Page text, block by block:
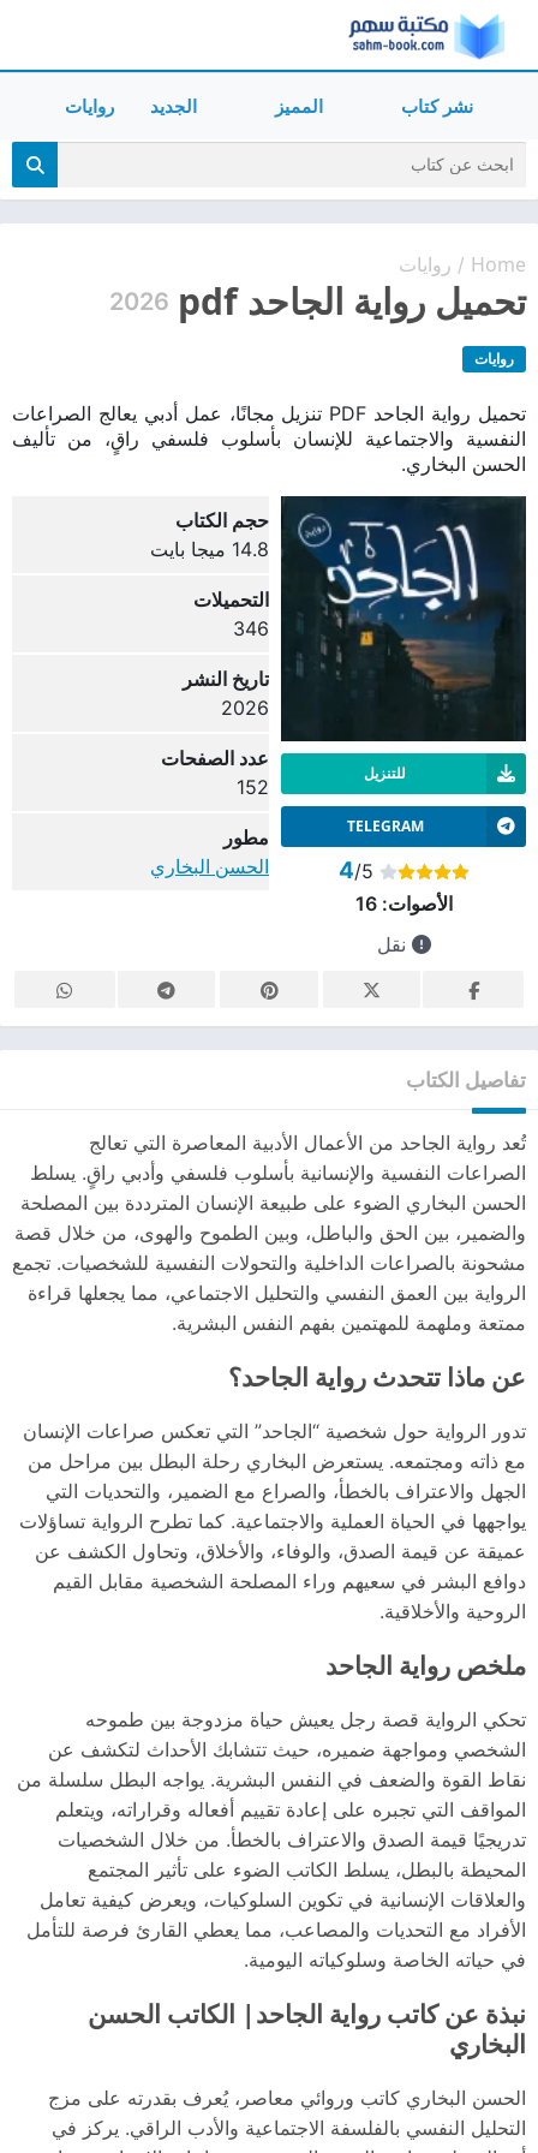
نشر كتاب المميز الجديد روايات
Home
/ روايات
تحميل رواية الجاحد pdf 2026
روايات
تحميل رواية الجاحد PDF تنزيل مجانًا، عمل أدبي يعالج الصراعات
النفسية والاجتماعية للإنسان بأسلوب فلسفي راقٍ، من تأليف
الحسن البخاري.
للتنزيل
TELEGRAM
4/5
الأصوات:16
نقل
حجم الكتاب
14.8 ميجا بايت
التحميلات
346
تاريخ النشر
2026
عدد الصفحات
152
مطور
الحسن البخاري
تفاصيل الكتاب
تُعد رواية الجاحد من الأعمال الأدبية المعاصرة التي تعالج
الصراعات النفسية والإنسانية بأسلوب فلسفي وأدبي راقٍ. يسلط
الحسن البخاري الضوء على طبيعة الإنسان المترددة بين المصلحة
والضمير، بين الحق والباطل، وبين الطموح والهوى، من خلال قصة
مشحونة بالصراعات الداخلية والتحولات النفسية للشخصيات. تجمع
الرواية بين العمق النفسي والتحليل الاجتماعي، مما يجعلها قراءة
ممتعة وملهمة للمهتمين بفهم النفس البشرية.
عن ماذا تتحدث رواية الجاحد؟
تدور الرواية حول شخصية “الجاحد” التي تعكس صراعات الإنسان
مع ذاته ومجتمعه. يستعرض البخاري رحلة البطل بين مراحل من
الجهل والاعتراف بالخطأ، والصراع مع الضمير، والتحديات التي
يواجهها في الحياة العملية والاجتماعية. كما تطرح الرواية تساؤلات
عميقة عن قيمة الصدق، والوفاء، والأخلاق، وتحاول الكشف عن
دوافع البشر في سعيهم وراء المصلحة الشخصية مقابل القيم
الروحية والأخلاقية.
ملخص رواية الجاحد
تحكي الرواية قصة رجل يعيش حياة مزدوجة بين طموحه
الشخصي ومواجهة ضميره، حيث تتشابك الأحداث لتكشف عن
نقاط القوة والضعف في النفس البشرية. يواجه البطل سلسلة من
المواقف التي تجبره على إعادة تقييم أفعاله وقراراته، ويتعلم
تدريجيًا قيمة الصدق والاعتراف بالخطأ. من خلال الشخصيات
المحيطة بالبطل، يسلط الكاتب الضوء على تأثير المجتمع
والعلاقات الإنسانية في تكوين السلوكيات، ويعرض كيفية تعامل
الأفراد مع التحديات والمصاعب، مما يعطي القارئ فرصة للتأمل
في حياته الخاصة وسلوكياته اليومية.
نبذة عن كاتب رواية الجاحد| الكاتب الحسن
البخاري
الحسن البخاري كاتب وروائي معاصر، يُعرف بقدرته على مزج
التحليل النفسي بالفلسفة الاجتماعية والأدب الراقي. يركز في